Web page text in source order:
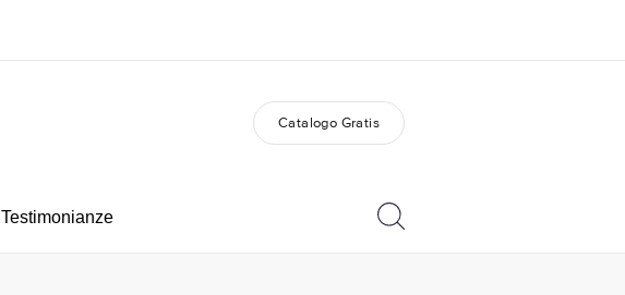
Carriera
Catalogo Gratis
Testimonianze